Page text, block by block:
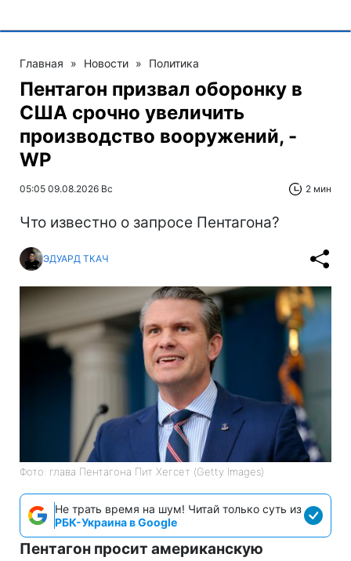
Главная » Новости » Политика
Пентагон призвал оборонку в
США срочно увеличить
производство вооружений, -
WP
05:05 09.08.2026 Вс 2 мин
Что известно о запросе Пентагона?
ЭДУАРД ТКАЧ
Фото: глава Пентагона Пит Хегсет (Getty Images)
Не трать время на шум! Читай только суть из
РБК-Украина в Google
Пентагон просит американскую